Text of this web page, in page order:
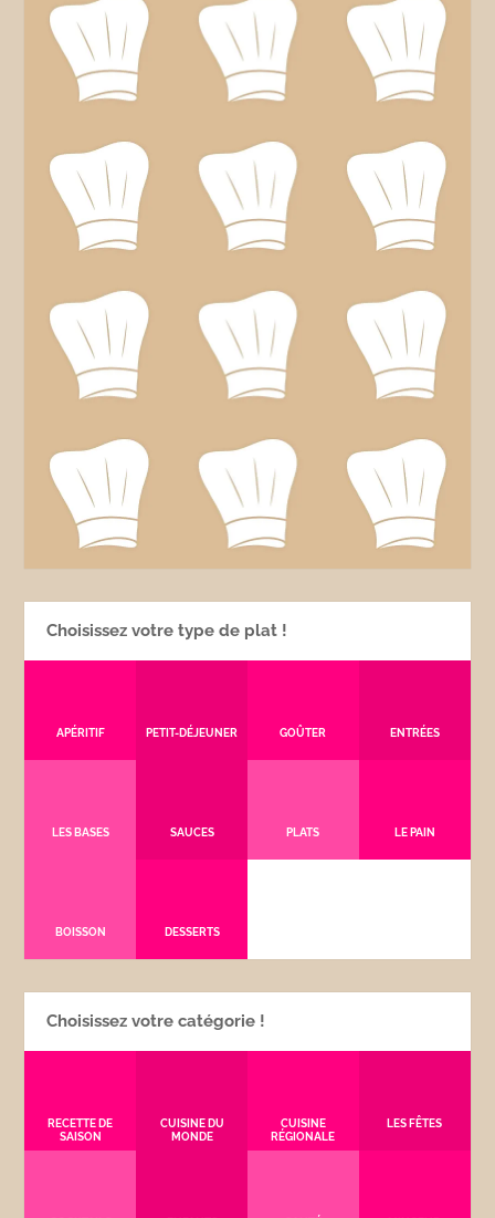
Choisissez votre type de plat !
APÉRITIF PETIT-DÉJEUNER GOÛTER ENTRÉES
LES BASES SAUCES PLATS LE PAIN
BOISSON DESSERTS
Choisissez votre catégorie !
RECETTE DE
SAISON
CUISINE DU
MONDE
CUISINE
RÉGIONALE
LES FÊTES